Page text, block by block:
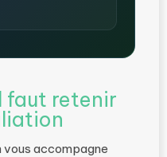
faut retenir
accompagne